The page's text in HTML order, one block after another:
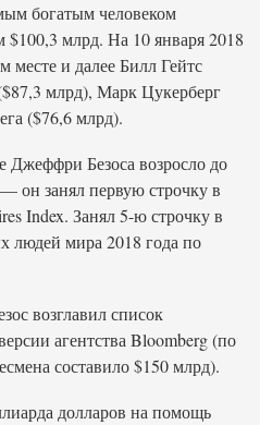
богатым человеком
$100,3 млрд. На 10 января 2018
и далее Билл Гейтс
млрд), Марк Цукерберг
($76,6 млрд).
Безоса возросло до
он занял первую строчку в
Index. Занял 5-ю строчку в
людей мира 2018 года по
возглавил список
агентства Bloomberg (по
составило $150 млрд).
долларов на помощь